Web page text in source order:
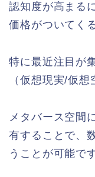
認知度が高まる
価格がついてく
特に最近注目が
（仮想現実/仮想
メタバース空間
有することで、
うことが可能です